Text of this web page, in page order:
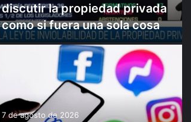
discutir la propiedad privada
como si fuera una sola cosa
7 de agosto de 2026